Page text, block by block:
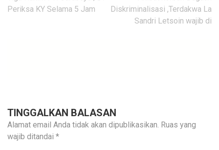
pos
Periksa KY Selama 5 Jam
Diskriminalisasi ,Terdakwa La
Sandri Letsoin wajib di
TINGGALKAN BALASAN
Alamat email Anda tidak akan dipublikasikan. Ruas yang
wajib ditandai *